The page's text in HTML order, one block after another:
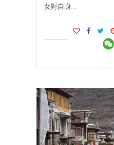
女對自身…